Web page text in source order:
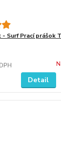
- Surf Prací prášok
Detail